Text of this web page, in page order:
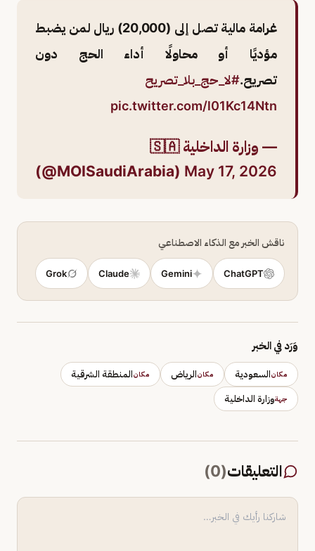
غرامة مالية تصل إلى (20,000) ريال لمن يضبط
مؤديًا أو محاولًا أداء الحج دون
تصريح.#لا_حج_بلا_تصريح
pic.twitter.com/l01Kc14Ntn
— وزارة الداخلية 🇸🇦
(@MOISaudiArabia) May 17, 2026
ناقش الخبر مع الذكاء الاصطناعي
ChatGPT
Gemini
Claude
Grok
وَرَد في الخبر
مكانالسعودية مكانالرياض مكانالمنطقة الشرقية
جهةوزارة الداخلية
التعليقات(
0
)